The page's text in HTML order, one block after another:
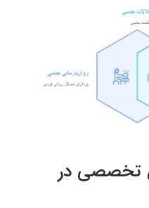
تخصصی در